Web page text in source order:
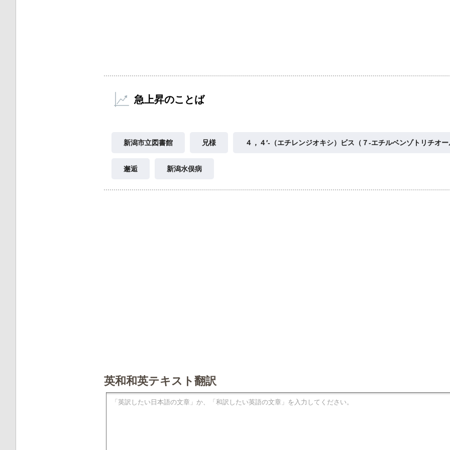
急上昇のことば
新潟市立図書館 兄様 ４，４′‐（エチレンジオキシ）ビス（７‐エチルベンゾトリチオ
邂逅 新潟水俣病
英和和英テキスト翻訳